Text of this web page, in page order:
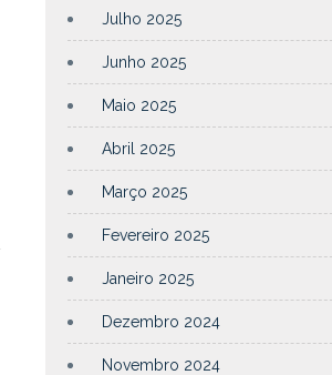
Julho 2025
Junho 2025
Maio 2025
Abril 2025
Março 2025
Fevereiro 2025
Janeiro 2025
Dezembro 2024
Novembro 2024